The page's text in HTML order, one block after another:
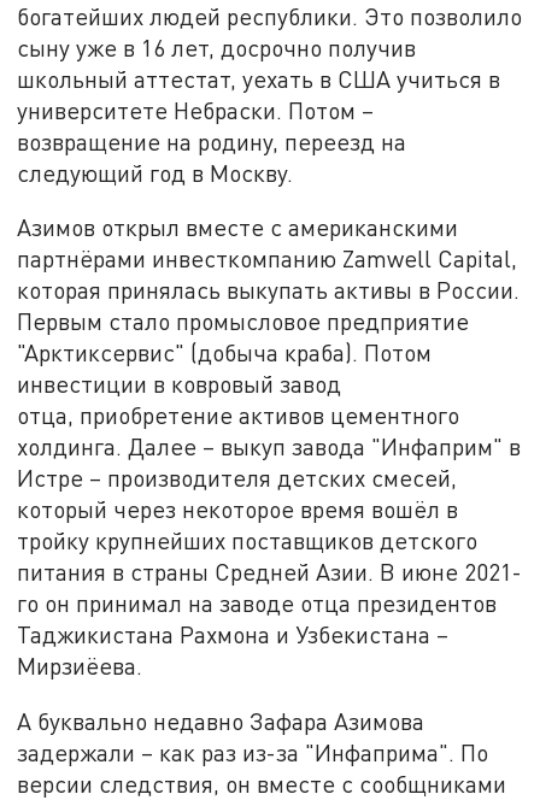
богатейших людей республики. Это позволило
сыну уже в 16 лет, досрочно получив
школьный аттестат, уехать в США учиться в
университете Небраски. Потом –
возвращение на родину, переезд на
следующий год в Москву.
Азимов открыл вместе с американскими
партнёрами инвесткомпанию Zamwell Capital,
которая принялась выкупать активы в России.
Первым стало промысловое предприятие
"Арктиксервис" (добыча краба). Потом
инвестиции в ковровый завод
отца, приобретение активов цементного
холдинга. Далее – выкуп завода "Инфаприм" в
Истре – производителя детских смесей,
который через некоторое время вошёл в
тройку крупнейших поставщиков детского
питания в страны Средней Азии. В июне 2021-
го он принимал на заводе отца президентов
Таджикистана Рахмона и Узбекистана –
Мирзиёева.
А буквально недавно Зафара Азимова
задержали – как раз из-за "Инфаприма". По
версии следствия, он вместе с сообщниками